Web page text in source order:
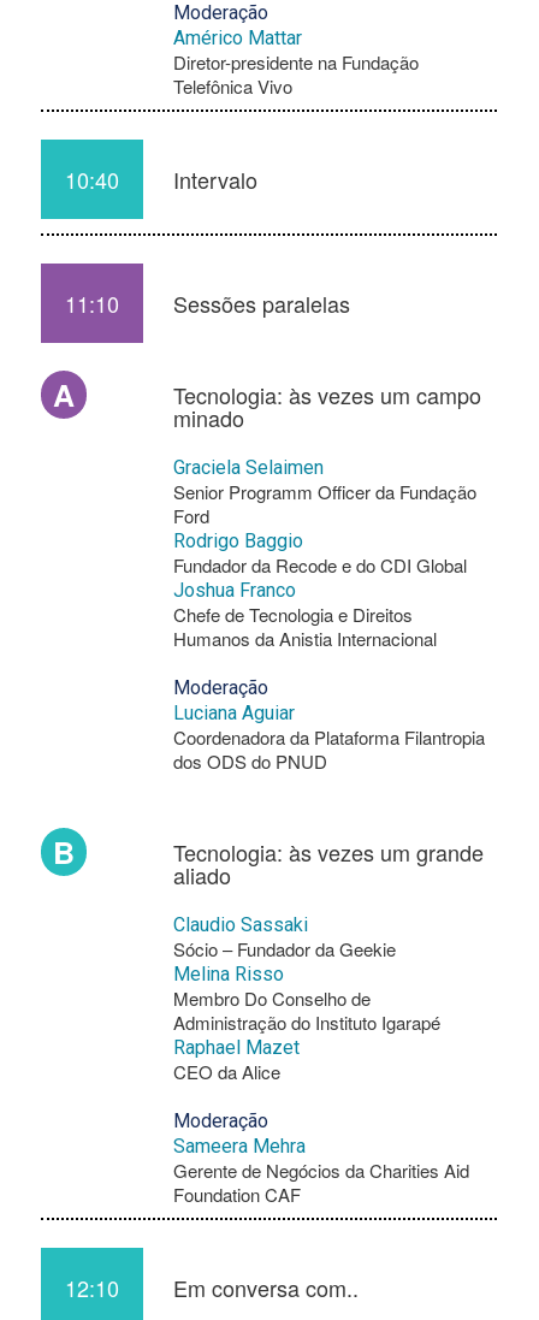
Moderação
Américo Mattar
Diretor-presidente na Fundação
Telefônica Vivo
10:40 Intervalo
11:10 Sessões paralelas
A Tecnologia: às vezes um campo
minado
Graciela Selaimen
Senior Programm Officer da Fundação
Ford
Rodrigo Baggio
Fundador da Recode e do CDI Global
Joshua Franco
Chefe de Tecnologia e Direitos
Humanos da Anistia Internacional
Moderação
Luciana Aguiar
Coordenadora da Plataforma Filantropia
dos ODS do PNUD
B Tecnologia: às vezes um grande
aliado
Claudio Sassaki
Sócio – Fundador da Geekie
Melina Risso
Membro Do Conselho de
Administração do Instituto Igarapé
Raphael Mazet
CEO da Alice
Moderação
Sameera Mehra
Gerente de Negócios da Charities Aid
Foundation CAF
12:10 Em conversa com..